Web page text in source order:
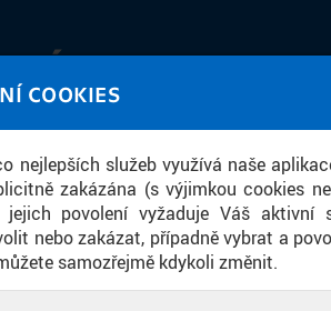
COOKIES
nejlepších služeb využívá naše
zakázána (s výjimkou cookies
povolení vyžaduje Váš aktivní
nebo zakázat, případně vybrat a
samozřejmě kdykoli změnit.
obrazem a zvukem